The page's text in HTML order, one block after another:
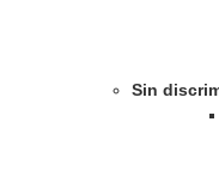
Sin